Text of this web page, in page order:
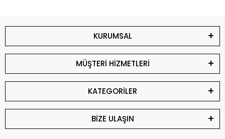
KURUMSAL
MÜŞTERİ HİZMETLERİ
KATEGORİLER
BİZE ULAŞIN